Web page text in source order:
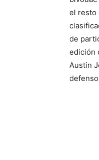
el resto
de
edición
Austin